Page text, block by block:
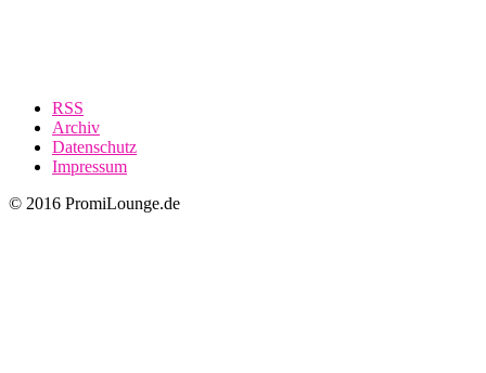
RSS
Archiv
Datenschutz
Impressum
© 2016 PromiLounge.de